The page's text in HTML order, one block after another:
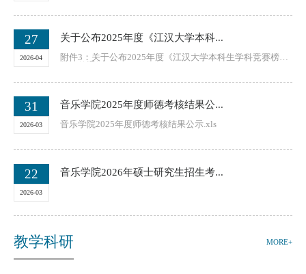
27
2026-04
关于公布2025年度《江汉大学本科...
附件3：关于公布2025年度《江汉大学本科生学科竞赛榜
31
2026-03
音乐学院2025年度师德考核结果公...
音乐学院2025年度师德考核结果公示.xls
22
2026-03
音乐学院2026年硕士研究生招生考...
教学科研 MORE+